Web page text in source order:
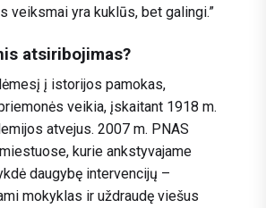
veiksmai yra kuklūs, bet galingi.”
atsiribojimas?
į istorijos pamokas,
veikia, įskaitant 1918 m.
atvejus. 2007 m. PNAS
kurie ankstyvajame
daugybę intervencijų –
mokyklas ir uždraudę viešus